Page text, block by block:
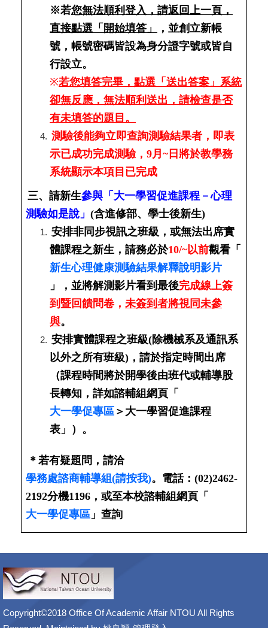
※若您無法順利登入，請返回上一頁，
直接點選「開始填答」
，並創立新帳
號，帳號密碼皆設為身分證字號或皆自
行設立。
※若您填答完畢，點選「送出答案」系統
卻無反應，無法順利送出，請檢查是否
有未填答的題目。
測驗後能夠立即查詢測驗結果者，即表
示已成功完成測驗，9月~日將於教學務
系統顯示本項目已完成
三、請新生參與「大一學習促進課程－心理
測驗如是說」 (含進修部、學士後新生)
安排非同步視訊之班級，或無法出席實
體課程之新生，請務必於10/~以前觀看「
新生心理健康測驗結果解釋說明影片
」，並將解測影片看到最後完成線上簽
到暨回饋問卷， 未簽到者將視同未參
與。
安排實體課程之班級(除機械系及通訊系
以外之所有班級)，請於指定時間出席
（課程時間將於開學後由班代或輔導股
長轉知，詳如諮輔組網頁「
大一學促專區 ＞大一學習促進課程
表」）。
＊若有疑題問，請洽
學務處諮商輔導組(請按我)。電話：(02)2462-
2192分機1196，或至本校諮輔組網頁「
大一學促專區 」查詢
Copyright©2018 Office Of Academic Affair NTOU All Rights